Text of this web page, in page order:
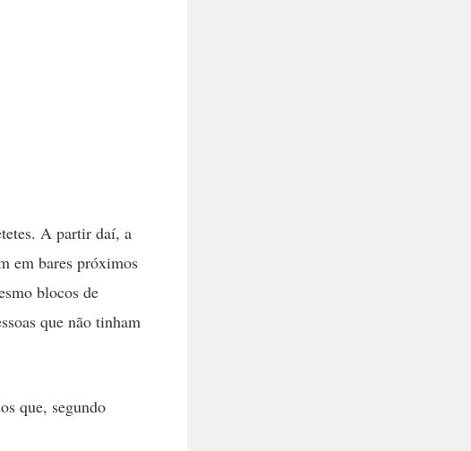
A partir daí, a
em bares próximos
blocos de
que não tinham
que, segundo